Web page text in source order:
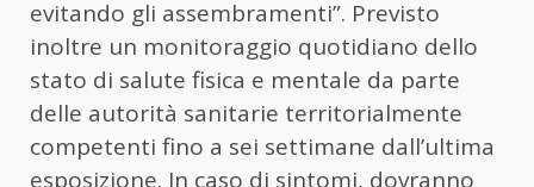
evitando gli assembramenti”. Previsto
inoltre un monitoraggio quotidiano dello
stato di salute fisica e mentale da parte
delle autorità sanitarie territorialmente
competenti fino a sei settimane dall’ultima
esposizione. In caso di sintomi, dovranno